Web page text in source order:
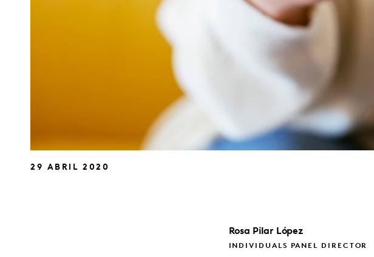
29 ABRIL 2020
Rosa Pilar López
INDIVIDUALS PANEL DIRECTOR